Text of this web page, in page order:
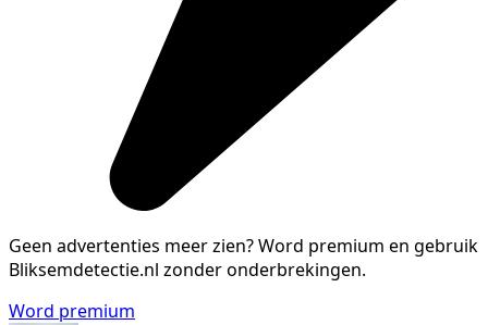
Geen advertenties meer zien?Word premium en gebruik
Bliksemdetectie.nl zonder onderbrekingen.
Word premium